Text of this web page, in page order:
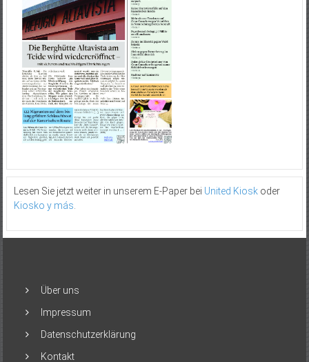
Lesen Sie jetzt weiter in unserem E-Paper bei United Kioskoder
Kiosko y más
Über uns
Impressum
Datenschutzerklärung
Kontakt